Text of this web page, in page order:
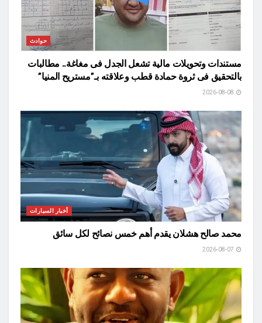
حوادث
مستندات وتحويلات مالية تشعل الجدل فى مغاغة.. مطالبات
بالتحقيق فى ثروة حمادة قطب وعلاقته بـ”مستريح المنيا”
أخبار السيارات
محمد صالح هشلان يقدم أهم خمس نصائح لكل سائق